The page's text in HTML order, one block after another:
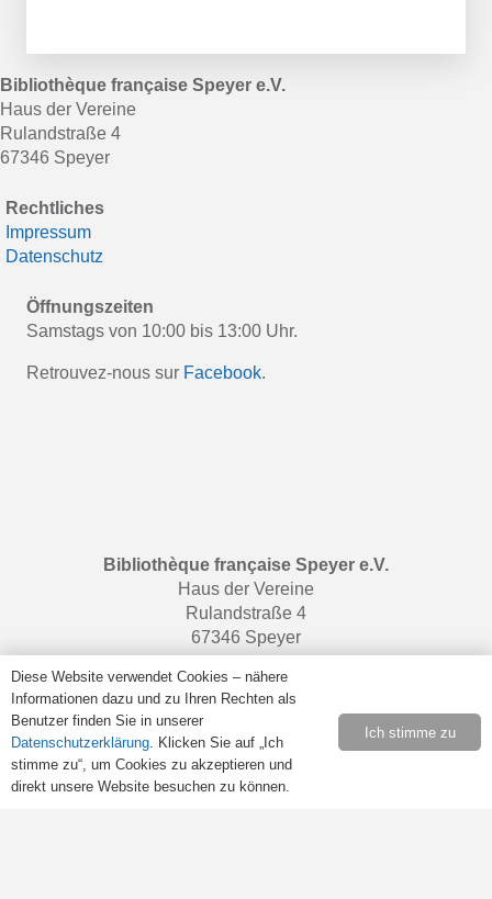
Bibliothèque française Speyer e.V.
Haus der Vereine
Rulandstraße 4
67346 Speyer
Rechtliches
Impressum
Datenschutz
Öffnungszeiten
Samstags von 10:00 bis 13:00 Uhr.
Retrouvez-nous sur Facebook.
Bibliothèque française Speyer e.V.
Haus der Vereine
Rulandstraße 4
67346 Speyer
Öffnungszeiten
Samstags von 10:00 bis 13:00 Uhr.
Retrouvez-nous surFacebook
Diese Website verwendet Cookies – nähere
Informationen dazu und zu Ihren Rechten als
Benutzer finden Sie in unserer
Datenschutzerklärung. Klicken Sie auf „Ich
stimme zu“, um Cookies zu akzeptieren und
direkt unsere Website besuchen zu können.
Ich stimme zu